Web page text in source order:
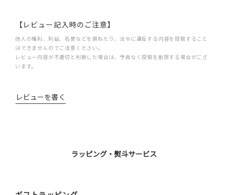
【レビュー記入時のご注意】
他人の権利、利益、名誉などを損ねたり、法令に違反する内容を投稿すること
はできませんのでご注意ください。
レビュー内容が不適切と判断した場合は、予告なく投稿を削除する場合がござ
います。
レビューを書く
ラッピング・熨斗サービス